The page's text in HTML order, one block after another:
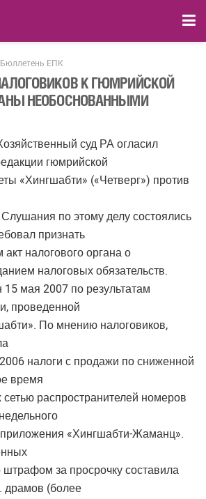
ЕПК
К ГЮМРИЙСКОЙ
НЕОБОСНОВАННЫМИ
суд РА огласил
гюмрийской
«Хингшабти» («Четверг») против
по этому делу состоялись
признать
налогового органа о
налоговых обязательств.
15 мая 2007 по результатам
проведенной
По мнению налоговиков,
налоги с продажи по сниженной
время
распространителей номеров
приложения «Хингшабти-Жаманц».
штрафом за просрочку составила
драмов (более